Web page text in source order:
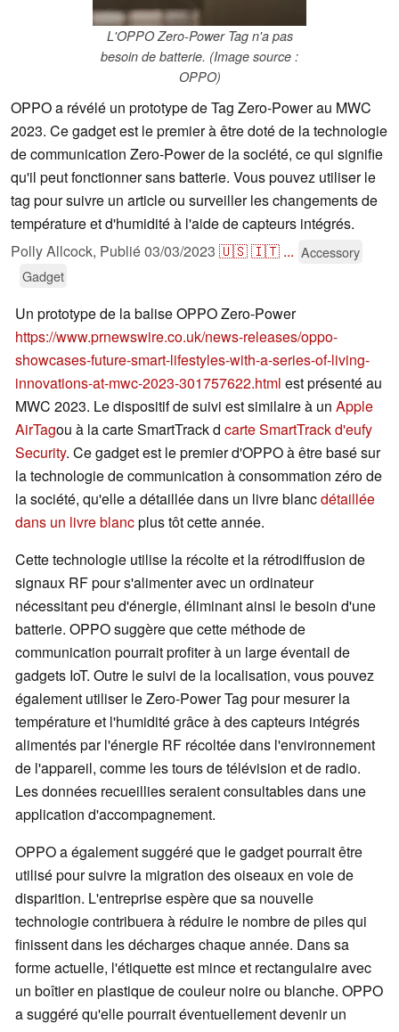
L'OPPO Zero-Power Tag n'a pas
besoin de batterie. (Image source :
OPPO)
OPPO a révélé un prototype de Tag Zero-Power au MWC
2023. Ce gadget est le premier à être doté de la technologie
de communication Zero-Power de la société, ce qui signifie
qu'il peut fonctionner sans batterie. Vous pouvez utiliser le
tag pour suivre un article ou surveiller les changements de
température et d'humidité à l'aide de capteurs intégrés.
Polly Allcock, Publié03/03/2023 🇺🇸🇮🇹 ... Accessory
Gadget
Un prototype de la balise OPPO Zero-Power
https://www.prnewswire.co.uk/news-releases/oppo-
showcases-future-smart-lifestyles-with-a-series-of-living-
innovations-at-mwc-2023-301757622.html est présenté au
MWC 2023. Le dispositif de suivi est similaire à un Apple
AirTagou à la carte SmartTrack d carte SmartTrack d'eufy
Security. Ce gadget est le premier d'OPPO à être basé sur
la technologie de communication à consommation zéro de
la société, qu'elle a détaillée dans un livre blancdétaillée
dans un livre blancplus tôt cette année.
Cette technologie utilise la récolte et la rétrodiffusion de
signaux RF pour s'alimenter avec un ordinateur
nécessitant peu d'énergie, éliminant ainsi le besoin d'une
batterie. OPPO suggère que cette méthode de
communication pourrait profiter à un large éventail de
gadgets IoT. Outre le suivi de la localisation, vous pouvez
également utiliser le Zero-Power Tag pour mesurer la
température et l'humidité grâce à des capteurs intégrés
alimentés par l'énergie RF récoltée dans l'environnement
de l'appareil, comme les tours de télévision et de radio.
Les données recueillies seraient consultables dans une
application d'accompagnement.
OPPO a également suggéré que le gadget pourrait être
utilisé pour suivre la migration des oiseaux en voie de
disparition. L'entreprise espère que sa nouvelle
technologie contribuera à réduire le nombre de piles qui
finissent dans les décharges chaque année. Dans sa
forme actuelle, l'étiquette est mince et rectangulaire avec
un boîtier en plastique de couleur noire ou blanche. OPPO
a suggéré qu'elle pourrait éventuellement devenir un